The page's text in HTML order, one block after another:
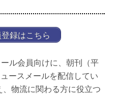
録はこちら
ル会員向けに、朝刊（平
ースメールを配信してい
物流に関わる方に役立つ